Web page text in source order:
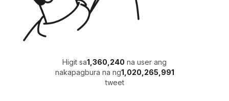
Higit sa1,360,240 na user ang
nakapagbura na ng1,020,265,991
tweet